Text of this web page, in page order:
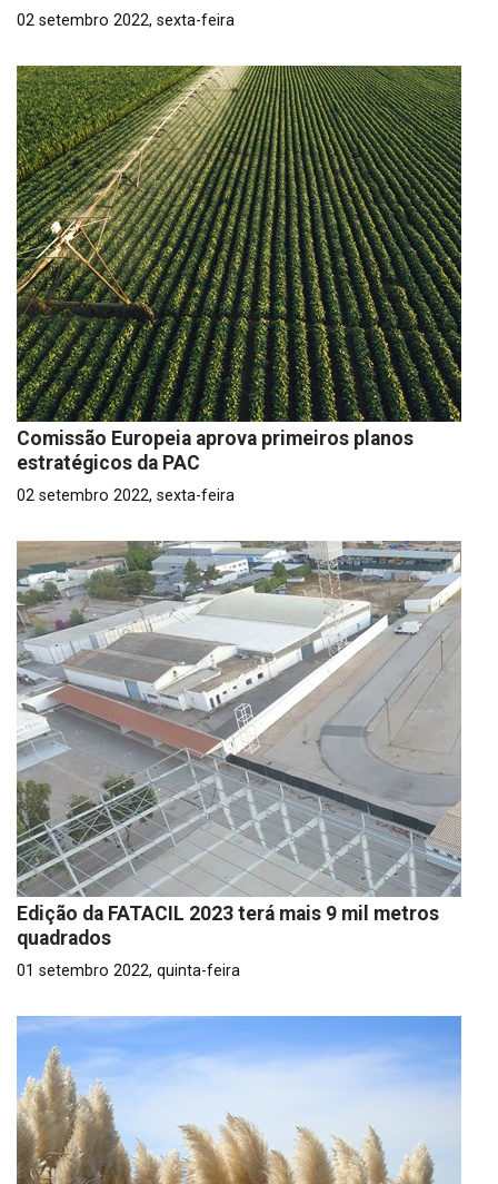
02 setembro 2022, sexta-feira
Comissão Europeia aprova primeiros planos
estratégicos da PAC
02 setembro 2022, sexta-feira
Edição da FATACIL 2023 terá mais 9 mil metros
quadrados
01 setembro 2022, quinta-feira